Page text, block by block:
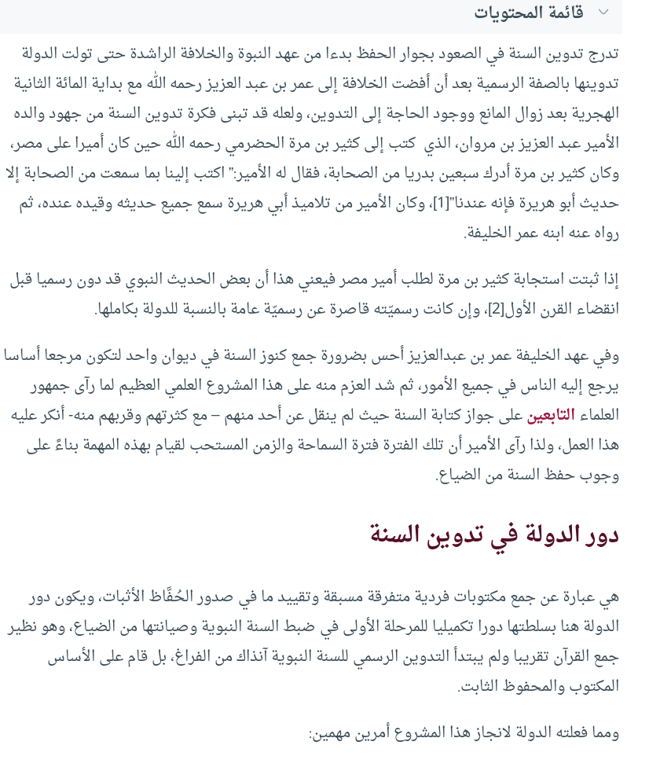
قائمة المحتويات
تدرج تدوين السنة في الصعود بجوار الحفظ بدءا من عهد النبوة والخلافة الراشدة حتى تولت الدولة
تدوينها بالصفة الرسمية بعد أن أفضت الخلافة إلى عمر بن عبد العزيز رحمه الله مع بداية المائة الثانية
الهجرية بعد زوال المانع ووجود الحاجة إلى التدوين، ولعله قد تبنى فكرة تدوين السنة من جهود والده
الأمير عبد العزيز بن مروان، الذي كتب إلى كثير بن مرة الحضرمي رحمه الله حين كان أميرا على مصر،
وكان كثير بن مرة أدرك سبعين بدريا من الصحابة، فقال له الأمير:” اكتب إلينا بما سمعت من الصحابة إلا
حديث أبو هريرة فإنه عندنا”[1] ، وكان الأمير من تلاميذ أبي هريرة سمع جميع حديثه وقيده عنده، ثم
رواه عنه ابنه عمر الخليفة.
إذا ثبتت استجابة كثير بن مرة لطلب أمير مصر فيعني هذا أن بعض الحديث النبوي قد دون رسميا قبل
انقضاء القرن الأول[2] ، وإن كانت رسميّته قاصرة عن رسميّة عامة بالنسبة للدولة بكاملها.
وفي عهد الخليفة عمر بن عبدالعزيز أحس بضرورة جمع كنوز السنة في ديوان واحد لتكون مرجعا أساسا
يرجع إليه الناس في جميع الأمور، ثم شد العزم منه على هذا المشروع العلمي العظيم لما رآى جمهور
العلماءالتابعينعلى جواز كتابة السنة حيث لم ينقل عن أحد منهم – مع كثرتهم وقربهم منه- أنكر عليه
هذا العمل، ولذا رآى الأمير أن تلك الفترة فترة السماحة والزمن المستحب لقيام بهذه المهمة بناءً على
وجوب حفظ السنة من الضياع.
دور الدولة في تدوين السنة
هي عبارة عن جمع مكتوبات فردية متفرقة مسبقة وتقييد ما في صدور الحُفَّاظ الأثبات، ويكون دور
الدولة هنا بسلطتها دورا تكميليا للمرحلة الأولى في ضبط السنة النبوية وصيانتها من الضياع، وهو نظير
جمع القرآن تقريبا ولم يبتدأ التدوين الرسمي للسنة النبوية آنذاك من الفراغ، بل قام على الأساس
المكتوب والمحفوظ الثابت.
ومما فعلته الدولة لانجاز هذا المشروع أمرين مهمين: